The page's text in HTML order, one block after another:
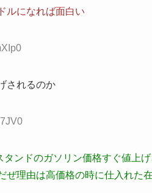
ルになれば面白い
されるのか
ンドのガソリン価格すぐ値上
理由は高価格の時に仕入れた